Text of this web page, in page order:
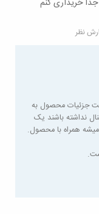
جدا خریداری کنم
نظر
جزئیات محصول به
نداشته باشند یک
همراه با محصول.